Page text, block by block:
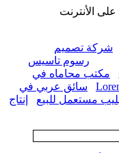
الأنترنت
شركة تصميم
رسوم تاسيس
مكتب محاماه في
سائق عربي في
مستعمل للبيع
إنتاج